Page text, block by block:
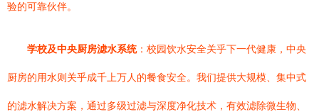
验的可靠伙伴。
学校及中央厨房滤水系统：校园饮水安全关乎下一代健康，中央
厨房的用水则关乎成千上万人的餐食安全。我们提供大规模、集中式
的滤水解决方案，通过多级过滤与深度净化技术，有效滤除微生物、